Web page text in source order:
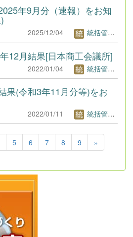
年9月分（速報）をお知
2025/12/04 統括管理者1
12月結果[日本商工会議所]
2022/01/04 統括管理者1
果(令和3年11月分等)をお
2022/01/11 統括管理者1
5 6 7 8 9 »